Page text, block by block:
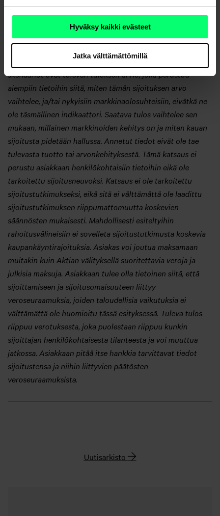
Hyväksy kaikki evästeet
Jatka välttämättömillä
periä asiakkaalta sijoitustoiminnan tuloksesta riippumatta.
tutustua huolella sijoitusmarkkinoihin ja eri
sijoitusvaihtoehtoihin. Aktia ei vastaa dokumentissa
esitettyjen tuotto-olettamusten toteutumisesta. Esitettävät
skenaariot ovat tulevan tuloksen arvio, joka perustuu
aiempiin tietoihin siitä, miten tämän sijoituksen arvo
vaihtelee, ja/tai nykyisiin markkinaolosuhteisiin, eivätkä ne
ole täsmällinen indikaattori. Saatava tulos vaihtelee sen
mukaan, millainen markkinoiden kehitys on ja miten kauan
sijoitusta pidetään hallussa. Annetut tiedot eivät ole tae
tulevasta tuotto tai arvonkehityksestä. Tämä katsaus ei
perustu asiakkaan henkilökohtaisiin tietoihin eikä ole
tarkoitettu sijoitusneuvoksi. Katsaus ei ole tarkoitettu
sijoitustutkimukseksi, eikä sitä ei välttämättä ole laadittu
sijoitustutkimuksen riippumattomuutta koskevien
säännösten mukaisesti. Mahdollisesti esiteltyihin
rahoitusvälineisiin ei sovelleta sijoitustutkimusta koskevia
kaupankäyntirajoituksia. Asiakas voi joutua maksamaan
muitakin kuin Aktian välityksellä suoritettavia veroja ja
julkisia maksuja. Asiakkaan tulee olla tietoinen siitä, että
sijoittamiseen ja sijoitusomaisuuteen liittyy
veroseuraamuksia, joiden taloudellisia vaikutuksia ei
välttämättä ole huomioitu tässä esityksessä. Tuleva tulos
riippuu verotuksesta, joka puolestaan riippuu kunkin
sijoittajan henkilökohtaisesta tilanteesta ja voi muuttua
jatkossa. Asiakkaan pitää itse hankkia tarvittavat tiedot
sijoitustensa ja niihin liittyvien päätösten
veroseuraamuksista.
Uutisarkisto